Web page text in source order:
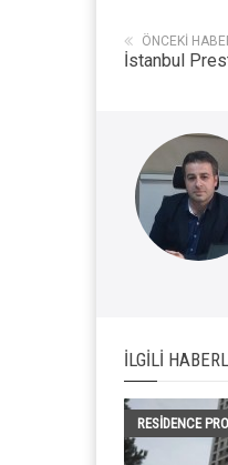
ÖNCEKI
İstanbul
İLGILI
RESIDENCE